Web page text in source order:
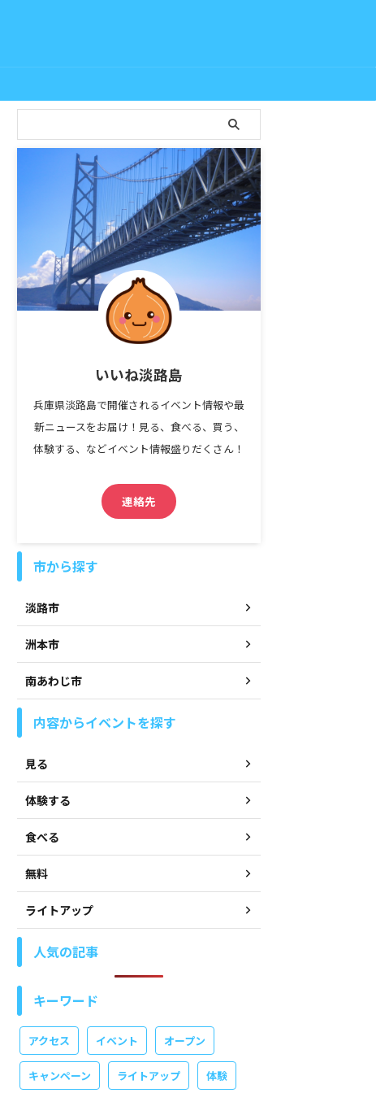
いいね淡路島
兵庫県淡路島で開催されるイベント情報や最
新ニュースをお届け！見る、食べる、買う、
体験する、などイベント情報盛りだくさん！
連絡先
市から探す
淡路市
洲本市
南あわじ市
内容からイベントを探す
見る
体験する
食べる
無料
ライトアップ
人気の記事
キーワード
アクセス イベント オープン
キャンペーン ライトアップ 体験